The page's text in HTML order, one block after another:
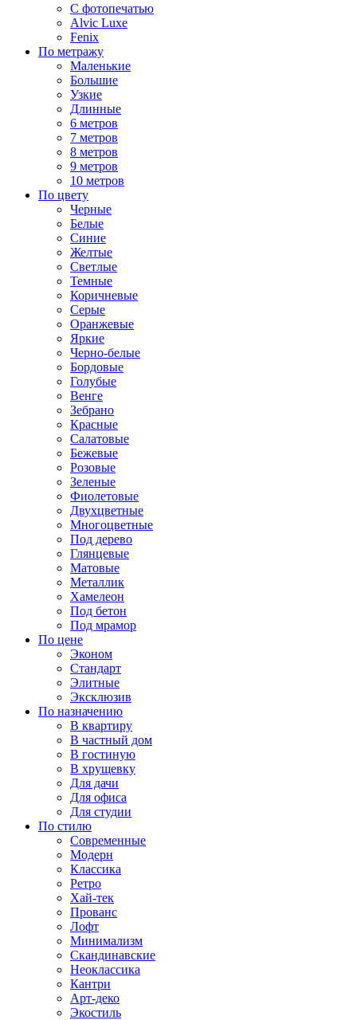
С фотопечатью
Alvic Luxe
Fenix
По метражу
Маленькие
Большие
Узкие
Длинные
6 метров
7 метров
8 метров
9 метров
10 метров
По цвету
Черные
Белые
Синие
Желтые
Светлые
Темные
Коричневые
Серые
Оранжевые
Яркие
Черно-белые
Бордовые
Голубые
Венге
Зебрано
Красные
Салатовые
Бежевые
Розовые
Зеленые
Фиолетовые
Двухцветные
Многоцветные
Под дерево
Глянцевые
Матовые
Металлик
Хамелеон
Под бетон
Под мрамор
По цене
Эконом
Стандарт
Элитные
Эксклюзив
По назначению
В квартиру
В частный дом
В гостиную
В хрущевку
Для дачи
Для офиса
Для студии
По стилю
Современные
Модерн
Классика
Ретро
Хай-тек
Прованс
Лофт
Минимализм
Скандинавские
Неоклассика
Кантри
Арт-деко
Экостиль